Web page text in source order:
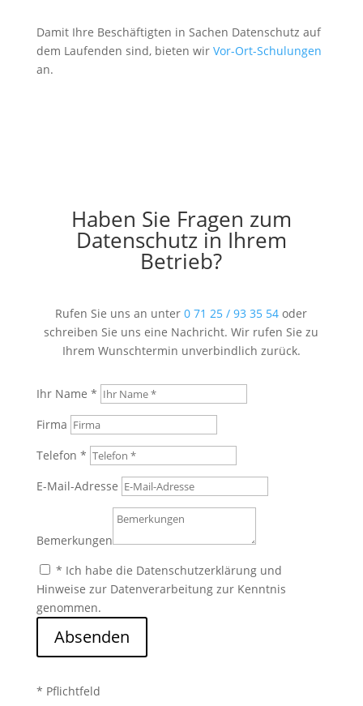
Damit Ihre Beschäftigten in Sachen Datenschutz auf
dem Laufenden sind, bieten wir Vor-Ort-Schulungen
an.
Haben Sie Fragen zum
Datenschutz in Ihrem
Betrieb?
Rufen Sie uns an unter0 71 25 / 93 35 54 oder
schreiben Sie uns eine Nachricht. Wir rufen Sie zu
Ihrem Wunschtermin unverbindlich zurück.
Ihr Name *
Firma
Telefon *
E-Mail-Adresse
Bemerkungen
* Ich habe die Datenschutzerklärung und
Hinweise zur Datenverarbeitung zur Kenntnis
genommen.
Absenden
* Pflichtfeld